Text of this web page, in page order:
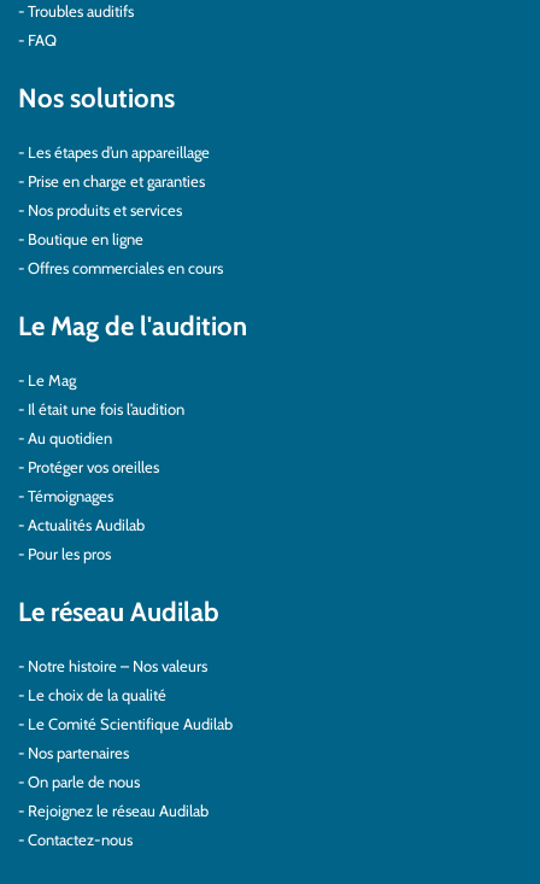
Troubles auditifs
FAQ
Nos solutions
Les étapes d’un appareillage
Prise en charge et garanties
Nos produits et services
Boutique en ligne
Offres commerciales en cours
Le Mag de l'audition
Le Mag
Il était une fois l’audition
Au quotidien
Protéger vos oreilles
Témoignages
Actualités Audilab
Pour les pros
Le réseau Audilab
Notre histoire – Nos valeurs
Le choix de la qualité
Le Comité Scientifique Audilab
Nos partenaires
On parle de nous
Rejoignez le réseau Audilab
Contactez-nous